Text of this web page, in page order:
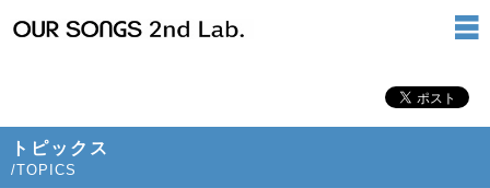
トピックス
/TOPICS